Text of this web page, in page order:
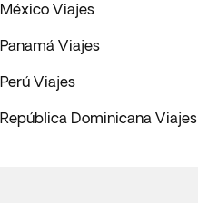
México Viajes
Panamá Viajes
Perú Viajes
República Dominicana Viajes